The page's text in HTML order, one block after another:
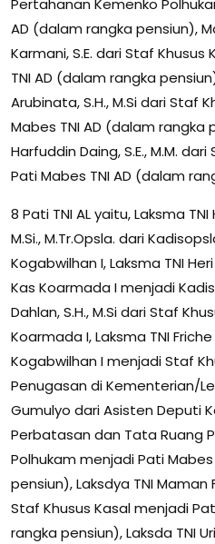
Pertahanan Kemenko
AD (dalam rangka pensiun),
Karmani, S.E. dari Staf
TNI AD (dalam rangka
Arubinata, S.H., M.Si dari Staf
Mabes TNI AD (dalam rangka
Harfuddin Daing, S.E., M.M.
Pati Mabes TNI AD (dalam
8 Pati TNI AL yaitu, Laksma
M.Si., M.Tr.Opsla. dari
Kogabwilhan I, Laksma TNI
Kas Koarmada I menjadi
Dahlan, S.H., M.Si dari Staf
Koarmada I, Laksma TNI
Kogabwilhan I menjadi Staf
Penugasan di Kementerian/
Gumulyo dari Asisten Deputi
Perbatasan dan Tata Ruang
Polhukam menjadi Pati
pensiun), Laksdya TNI Maman
Staf Khusus Kasal menjadi
rangka pensiun), Laksda TNI